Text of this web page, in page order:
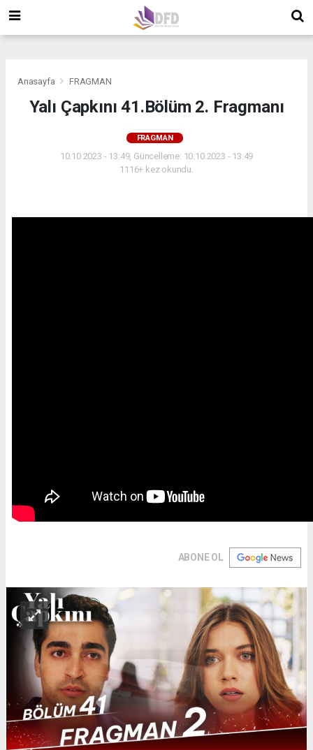
Anasayfa FRAGMAN
Yalı Çapkını 41.Bölüm 2. Fragmanı
FRAGMAN
10.10.2023 - 13:49, Güncelleme: 10.10.2023 - 13:49
1116+ kez okundu.
ABONE OL